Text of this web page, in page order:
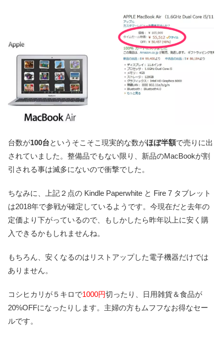
台数が100台というそこそこ現実的な数がほぼ半額で売りに出
されていました。整備品でもない限り、新品のMacBookが割
引される事は滅多にないので衝撃でした。
ちなみに、上記２点の Kindle Paperwhite と Fire 7 タブレット
は2018年で参戦が確定しているようです。今現在だと去年の
定価より下がっているので、もしかしたら昨年以上に安く購
入できるかもしれませんね。
もちろん、安くなるのはリストアップした電子機器だけでは
ありません。
コシヒカリが５キロで1000円切ったり、日用雑貨＆食品が
20%OFFになったりします。主婦の方もムフフなお得なセー
ルです。